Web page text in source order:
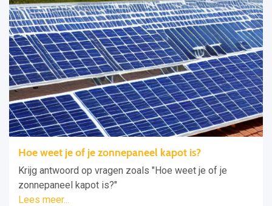
Hoe weet je of je zonnepaneel kapot is?
Krijg antwoord op vragen zoals "Hoe weet je of je
zonnepaneel kapot is?"
Lees meer...